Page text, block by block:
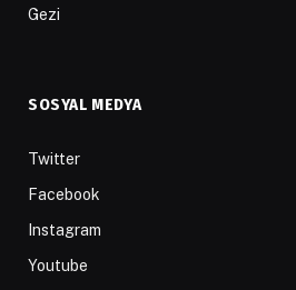
Gezi
SOSYAL MEDYA
Twitter
Facebook
Instagram
Youtube